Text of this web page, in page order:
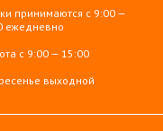
принимаются с 9:00 —
ежедневно
с 9:00 — 15:00
выходной